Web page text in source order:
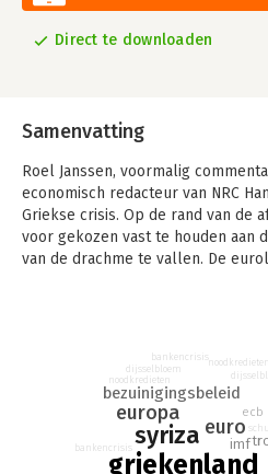
Direct te downloaden
Samenvatting
Roel Janssen, voormalig
economisch redacteur van NRC
Griekse crisis. Op de rand van de
voor gekozen vast te houden aan
van de drachme te vallen. De
In dit glasheldere, toegankelijke
ontwikkelingen van de afgelopen
het bredere perspectief van de
de ‘vloek van de euro’, het
populistische ideologie van
griekenland
syriza euro
europa
bezuinigingsbeleid
imf
ecb
bankencrisis
noodkredieten
dijsselbloem
bankencrisis
noodkredieten